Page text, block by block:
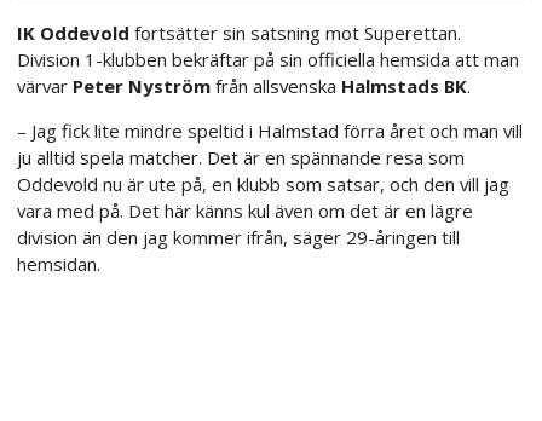
IK Oddevold fortsätter sin satsning mot Superettan.
Division 1-klubben bekräftar på sin officiella hemsida att man
värvar Peter Nyström från allsvenska Halmstads BK.
– Jag fick lite mindre speltid i Halmstad förra året och man vill
ju alltid spela matcher. Det är en spännande resa som
Oddevold nu är ute på, en klubb som satsar, och den vill jag
vara med på. Det här känns kul även om det är en lägre
division än den jag kommer ifrån, säger 29-åringen till
hemsidan.